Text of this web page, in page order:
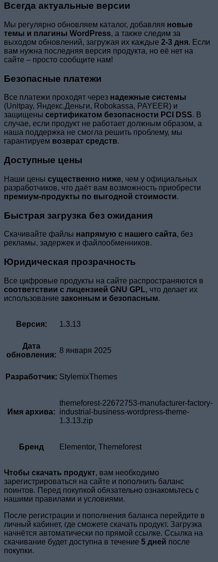
Всегда актуальные версии
Мы регулярно обновляем каталог, добавляя новые
темы и плагины WordPress, а также следим за
выходом обновлений, загружая их каждые 2-3 дня. Если
вам нужна последняя версия продукта, но её нет на
сайте – просто сообщите нам!
Безопасные платежи
Все платежи проходят через надежные системы
(Unitpay, Яндекс.Деньги, Robokassa, PAYEER) и
защищены сертификатом безопасности PCI DSS. В
случае, если продукт не работает должным образом, а
наша поддержка не смогла решить проблему, мы
гарантируем возврат средств.
Доступные цены
Наши цены существенно ниже, чем у официальных
разработчиков, что даёт вам возможность приобрести
премиум-продукты по выгодной стоимости.
Быстрая загрузка без ожидания
Скачивайте файлы напрямую с нашего сайта, без
рекламы, задержек и файлообменников.
Юридическая прозрачность
Все цифровые продукты на сайте распространяются в
соответствии с лицензией GNU GPL, что делает их
использование законным и безопасным.
Версия: 1.3.13
Дата
обновления:
8 января 2025
Разработчик: StylemixThemes
Имя архива:
themeforest-22672753-manufacturer-factory-
industrial-business-wordpress-theme-
1.3.13.zip
Бренд Elementor, Themeforest
Чтобы скачать продукт, вам необходимо
зарегистрироваться на сайте и пополнить баланс
поинтов. Перед покупкой обязательно ознакомьтесь с
нашими правилами и условиями.
После регистрации и пополнения баланса перейдите в
личный кабинет, где сможете скачать продукт. Загрузка
начнётся автоматически по прямой ссылке. Ссылка на
скачивание будет доступна в течение 5 дней после
покупки.